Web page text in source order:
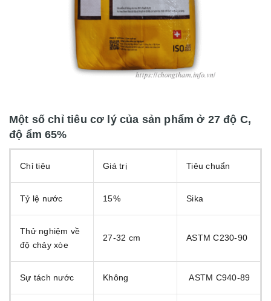
Một số chỉ tiêu cơ lý của sản phẩm ở 27 độ C,
độ ẩm 65%
Chỉ tiêu Giá trị Tiêu chuẩn
Tỷ lệ nước 15% Sika
Thử nghiệm về
độ chảy xòe
27-32 cm ASTM C230-90
Sự tách nước Không ASTM C940-89